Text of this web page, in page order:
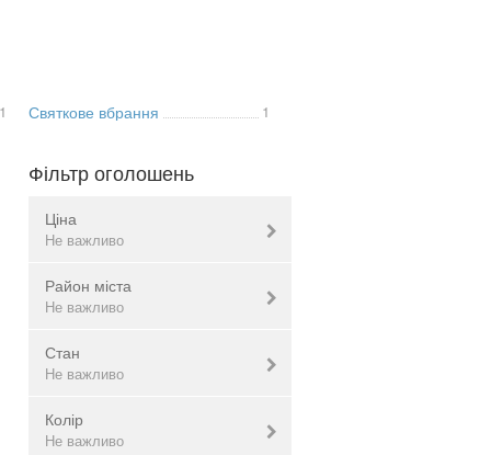
Святкове вбрання 1
Фільтр оголошень
Ціна
Не важливо
Валюта:грн.
Не важливо
Район міста
Не важливо
Індустріальний
Бабушкінський
Стан
Не важливо
Нове
Колір
Не важливо